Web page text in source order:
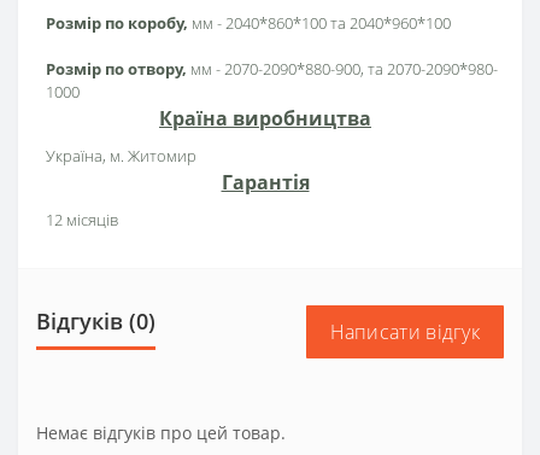
Розмір по коробу, мм - 2040*860*100 та 2040*960*100
Розмір по отвору, мм - 2070-2090*880-900, та 2070-2090*980-
1000
Країна виробництва
Україна, м. Житомир
Гарантія
12 місяців
Відгуків (0) Написати відгук
Немає відгуків про цей товар.